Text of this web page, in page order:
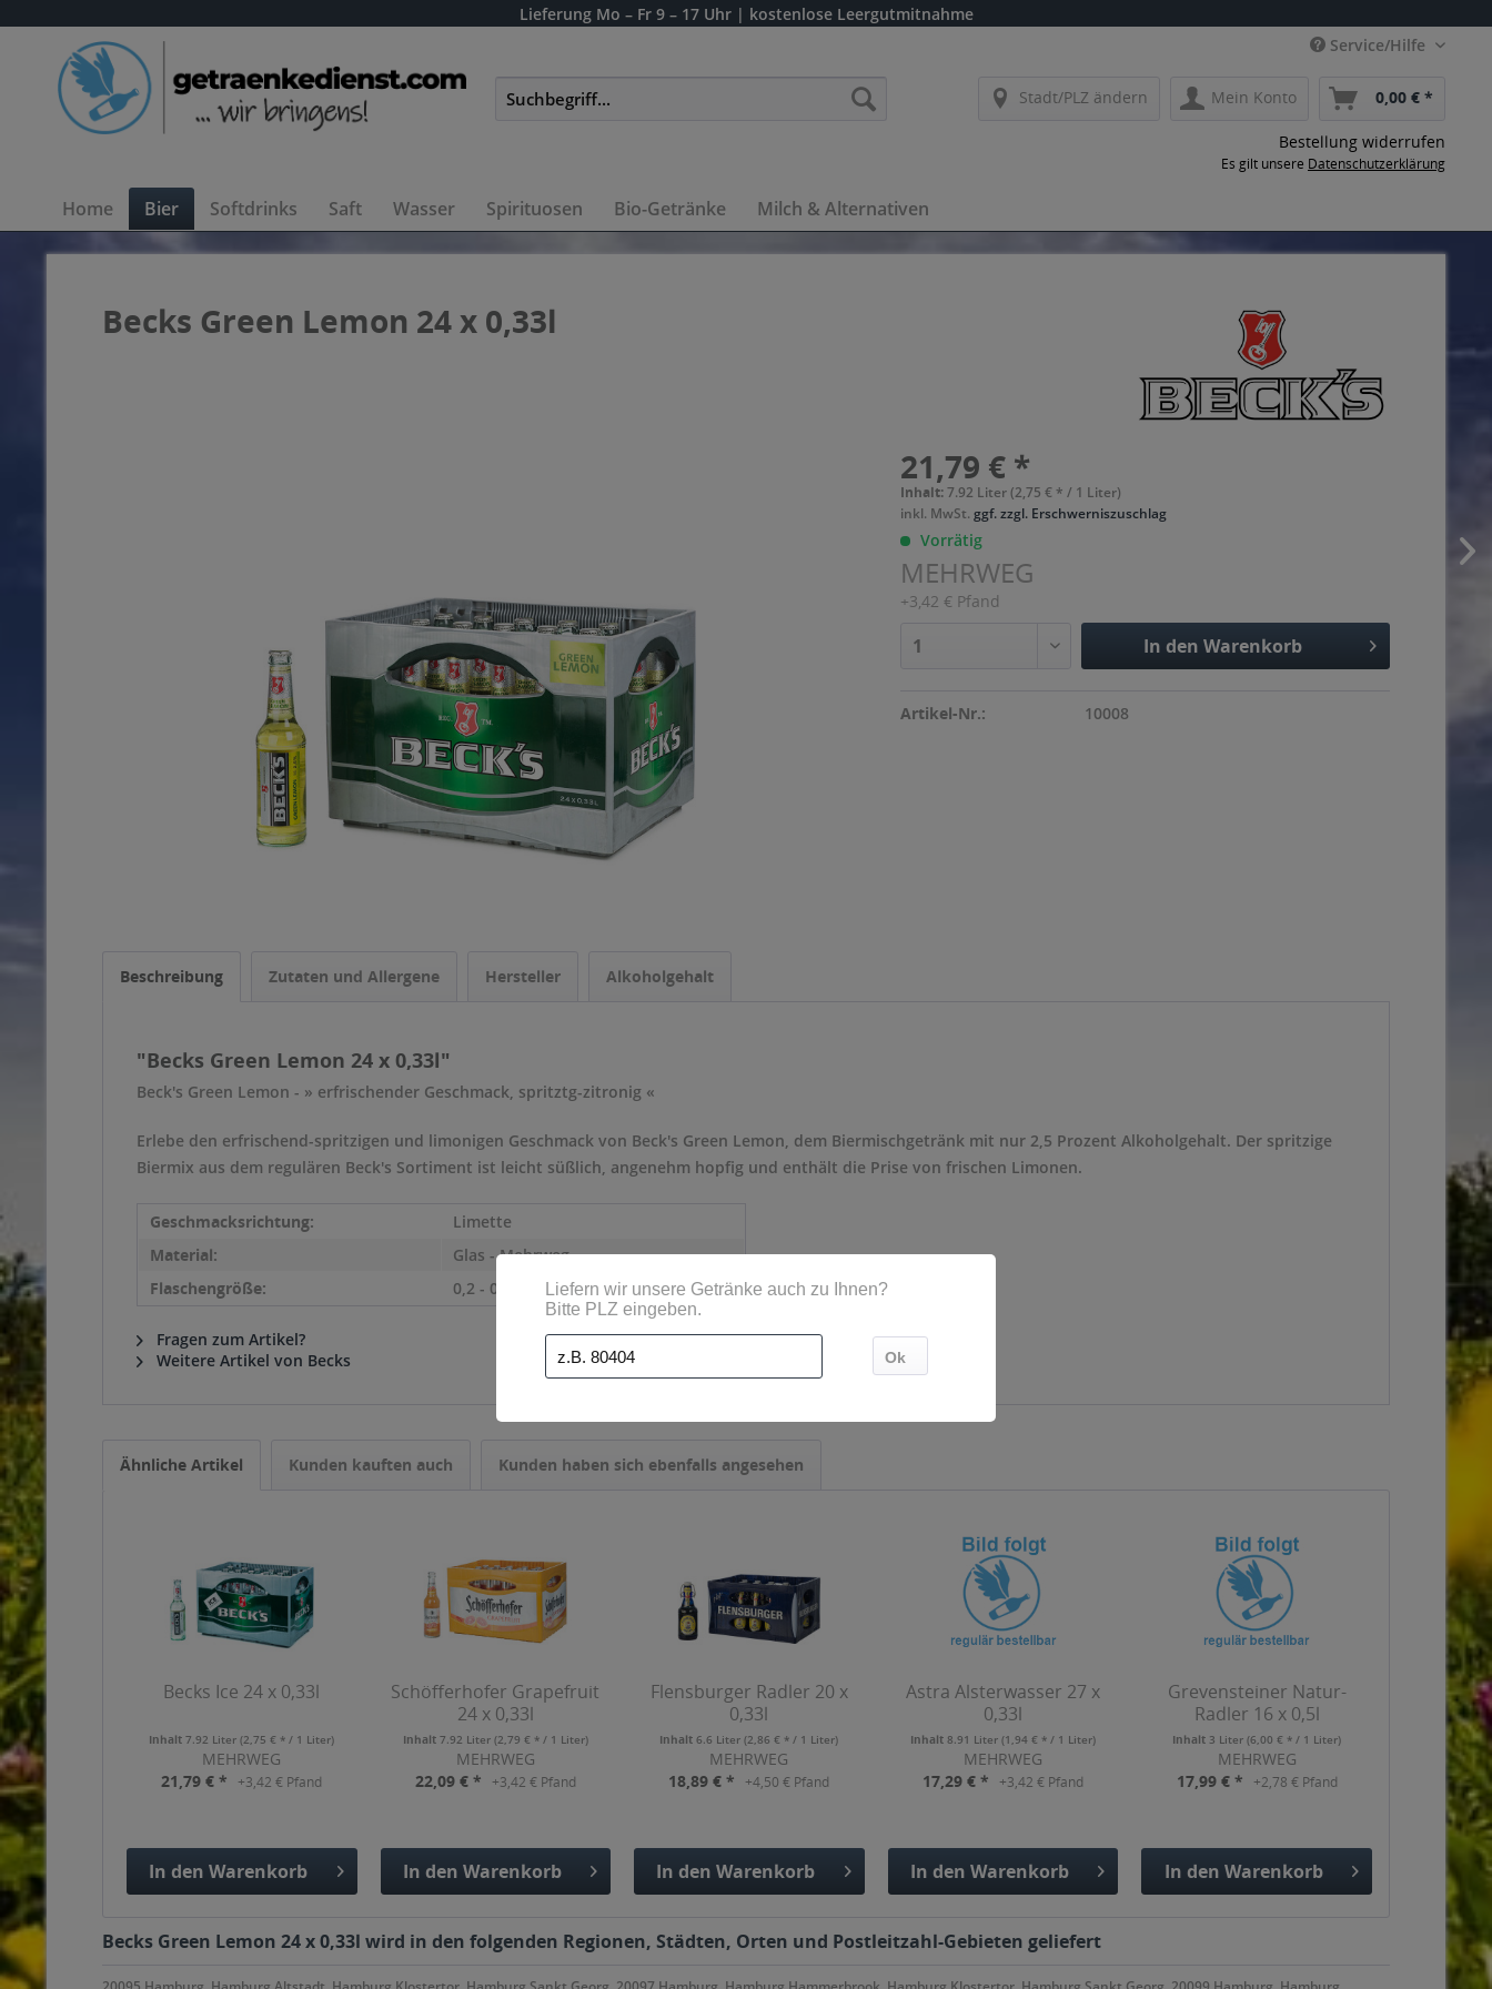
Lieferung Mo – Fr 9 – 17 Uhr | kostenlose Leergutmitnahme
Service/Hilfe
Stadt/PLZ ändern Mein Konto 0,00 € *
Bestellung widerrufen
Es gilt unsere Datenschutzerklärung
Home Bier Softdrinks Saft Wasser Spirituosen Bio-Getränke Milch & Alternativen
Becks Green Lemon 24 x 0,33l
21,79 € *
Inhalt:7.92 Liter (2,75 € * / 1 Liter)
inkl. MwSt.ggf. zzgl. Erschwerniszuschlag
Vorrätig
MEHRWEG
+3,42 € Pfand
In den Warenkorb
Artikel-Nr.: 10008
Beschreibung Zutaten und Allergene Hersteller Alkoholgehalt
"Becks Green Lemon 24 x 0,33l"
Beck's Green Lemon - » erfrischender Geschmack, spritztg-zitronig «
Erlebe den erfrischend-spritzigen und limonigen Geschmack von Beck's Green Lemon, dem Biermischgetränk mit nur 2,5 Prozent Alkoholgehalt. Der spritzige
Biermix aus dem regulären Beck's Sortiment ist leicht süßlich, angenehm hopfig und enthält die Prise von frischen Limonen.
Geschmacksrichtung:
Limette
Material:
Glas - Mehrweg
Flaschengröße:
0,2 - 0,33 l
Fragen zum Artikel?
Weitere Artikel von Becks
Ähnliche Artikel Kunden kauften auch Kunden haben sich ebenfalls angesehen
Becks Ice 24 x 0,33l
Inhalt7.92 Liter(2,75 € * / 1 Liter)
MEHRWEG
21,79 € *
+3,42 € Pfand
In den Warenkorb
Schöfferhofer Grapefruit
24 x 0,33l
Inhalt 7.92 Liter (2,79 € * / 1 Liter)
MEHRWEG
22,09 € *
+3,42 € Pfand
In den Warenkorb
Flensburger Radler 20 x
0,33l
Inhalt6.6 Liter(2,86 € * / 1 Liter)
MEHRWEG
18,89 € *
+4,50 € Pfand
In den Warenkorb
Astra Alsterwasser 27 x
0,33l
Inhalt8.91 Liter(1,94 € * / 1 Liter)
MEHRWEG
17,29 € *
+3,42 € Pfand
In den Warenkorb
Grevensteiner Natur-
Radler 16 x 0,5l
Inhalt 3 Liter(6,00 € * / 1 Liter)
MEHRWEG
17,99 € *
+2,78 € Pfand
In den Warenkorb
Becks Green Lemon 24 x 0,33l wird in den folgenden Regionen, Städten, Orten und Postleitzahl-Gebieten geliefert